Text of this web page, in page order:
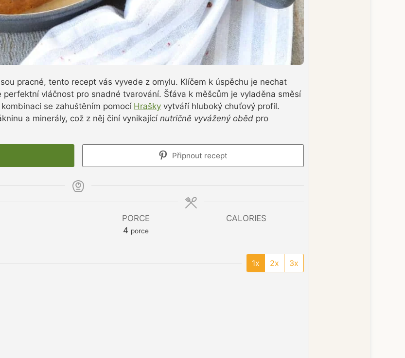
pracné, tento recept vás vyvede z omylu. Klíčem k úspěchu je nechat
perfektní vláčnost pro snadné tvarování. Šťáva k měšcům je vyladěna směsí
se zahuštěním pomocí Hrašky vytváří hluboký chuťový profil.
a minerály, což z něj činí vynikající nutričně vyvážený oběd pro
Připnout recept
PORCE
4 porce
CALORIES
1x 2x 3x